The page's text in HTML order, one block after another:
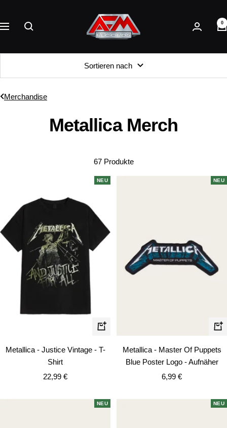
Inhalt
Navigation
AFM
Records
0
Sortieren nach
Merchandise
Metallica Merch
67 Produkte
NEU
Schnellansicht
Metallica - Justice Vintage - T-
Shirt
Angebotspreis
22,99 €
NEU
In
Metallica - Master Of Puppets
Blue Poster Logo - Aufnäher
Angebotspreis
6,99 €
NEU NEU